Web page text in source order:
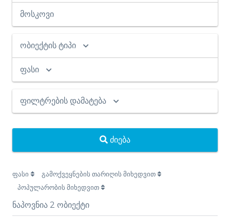
მოსკოვი
ობიექტის ტიპი
ფასი
ფილტრების დამატება
ძიება
ფასი
გამოქვეყნების თარიღის მიხედვით
პოპულარობის მიხედვით
ნაპოვნია 2 ობიექტი